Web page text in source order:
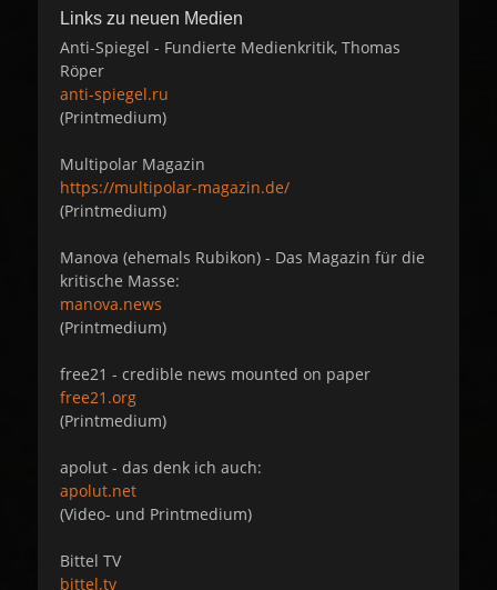
Links zu neuen Medien
Anti-Spiegel - Fundierte Medienkritik, Thomas
Röper
anti-spiegel.ru
(Printmedium)
Multipolar Magazin
https://multipolar-magazin.de/
(Printmedium)
Manova (ehemals Rubikon) - Das Magazin für die
kritische Masse:
manova.news
(Printmedium)
free21 - credible news mounted on paper
free21.org
(Printmedium)
apolut - das denk ich auch:
apolut.net
(Video- und Printmedium)
Bittel TV
bittel.tv